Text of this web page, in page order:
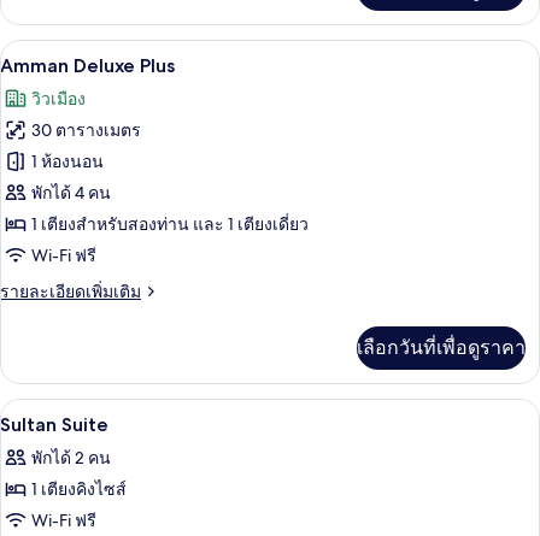
เกี่ยว
กับ
Sultan
เปิด
ภาพถ่าย
ทั้งหมด
ของ
Amman
Deluxe
Plus
Amman Deluxe Plus | ตู้นิรภัยในห้อง
10
Amman Deluxe Plus
วิวเมือง
30 ตารางเมตร
1 ห้องนอน
พักได้ 4 คน
1 เตียงสำหรับสองท่าน และ 1 เตียงเดี่ยว
Wi-Fi ฟรี
รายละเอียดเพิ่มเติม
ราย
เกี่ยว
กับ
Amman
Plus
เลือกวันที่เพื่อดูราคา
เปิด
ภาพถ่าย
ทั้งหมด
ของ
ตู้นิรภัยในห้องพัก, ผ้าม่านกันแสง, Wi-
22
Sultan Suite
พักได้ 2 คน
1 เตียงคิงไซส์
Wi-Fi ฟรี